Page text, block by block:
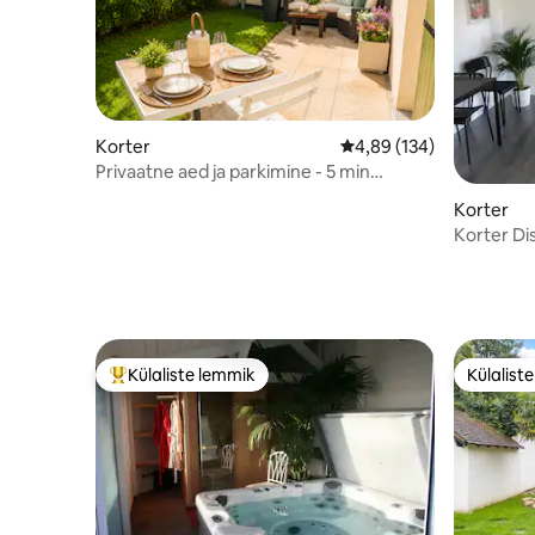
Korter Keskmine hinnang
4,89 (134)
Privaatne aed ja parkimine - 5 min
Korter
Korter
Külaliste suur lemmik
Külaliste lemmik